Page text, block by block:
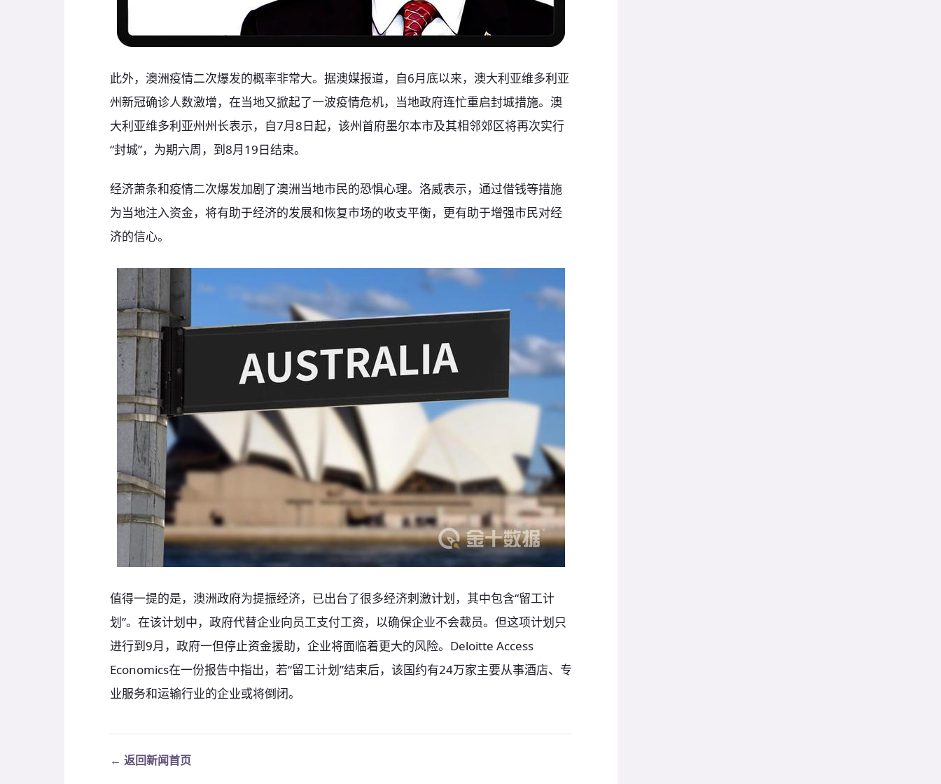
此外，澳洲疫情二次爆发的概率非常大。据澳媒报道，自6月底以来，澳大利亚维多利亚
州新冠确诊人数激增，在当地又掀起了一波疫情危机，当地政府连忙重启封城措施。澳
大利亚维多利亚州州长表示，自7月8日起，该州首府墨尔本市及其相邻郊区将再次实行
“封城”，为期六周，到8月19日结束。
经济萧条和疫情二次爆发加剧了澳洲当地市民的恐惧心理。洛威表示，通过借钱等措施
为当地注入资金，将有助于经济的发展和恢复市场的收支平衡，更有助于增强市民对经
济的信心。
值得一提的是，澳洲政府为提振经济，已出台了很多经济刺激计划，其中包含“留工计
划”。在该计划中，政府代替企业向员工支付工资，以确保企业不会裁员。但这项计划只
进行到9月，政府一但停止资金援助，企业将面临着更大的风险。Deloitte Access
Economics在一份报告中指出，若“留工计划”结束后，该国约有24万家主要从事酒店、专
业服务和运输行业的企业或将倒闭。
← 返回新闻首页